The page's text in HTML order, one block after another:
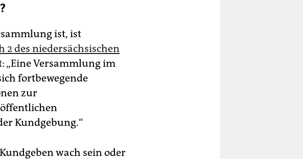
ist, ist
2 des niedersächsischen
„Eine Versammlung im
fortbewegende
zur
Kundgebung.“
wach sein oder